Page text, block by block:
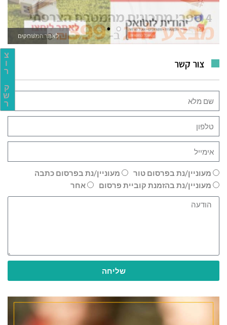
צ
ו
ר
ק
ש
ר
לאתר המשחקים
צור קשר
מעוניין/נת בפרסום טור
מעוניין/נת בפרסום כתבה
מעוניין/נת בהזמנת קוביית פרסום
אחר
שליחה